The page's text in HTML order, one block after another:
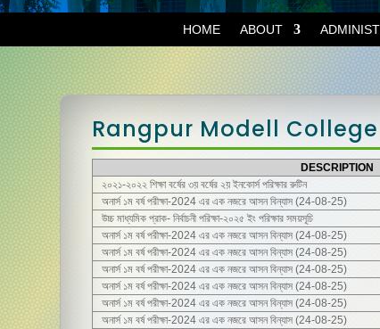
HOME ABOUT
Rangpur Modell
DESCRIPTION
২০২১-২০২২ শিক্ষা বর্ষের ৩য় বর্ষের ২য় ইনকোর্স পরিক্ষার রুটিন
অনার্স ১ম বর্ষ পরীক্ষা-2024 এর এক নজরে আসন বিন্যাস (24-08-25)
উচ্চ মাধ্যমিক প্রাক- নির্বাচনী পরিক্ষা-২০২৫ ইং পরিক্ষার সময়সূচি
অনার্স ১ম বর্ষ পরীক্ষা-2024 এর এক নজরে আসন বিন্যাস (24-08-25)
অনার্স ১ম বর্ষ পরীক্ষা-2024 এর এক নজরে আসন বিন্যাস (24-08-25)
অনার্স ১ম বর্ষ পরীক্ষা-2024 এর এক নজরে আসন বিন্যাস (24-08-25)
অনার্স ১ম বর্ষ পরীক্ষা-2024 এর এক নজরে আসন বিন্যাস (24-08-25)
অনার্স ১ম বর্ষ পরীক্ষা-2024 এর এক নজরে আসন বিন্যাস (24-08-25)
অনার্স ১ম বর্ষ পরীক্ষা-2024 এর এক নজরে আসন বিন্যাস (24-08-25)